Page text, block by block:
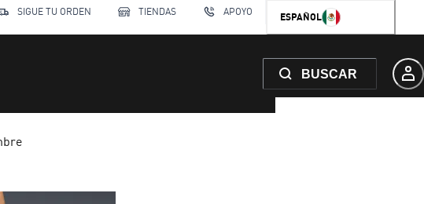
SIGUE TU ORDEN TIENDAS APOYO ESPAÑOL
BUSCAR